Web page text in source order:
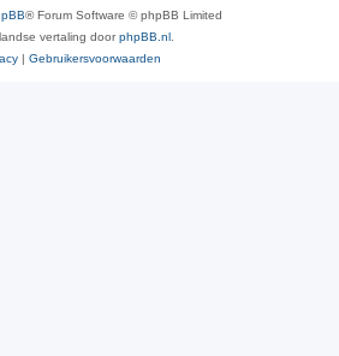
® Forum Software © phpBB Limited
vertaling doorphpBB.nl
| Gebruikersvoorwaarden